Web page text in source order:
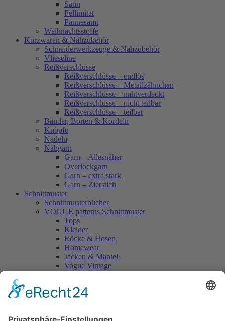
Satin
Fellimitat
Pannesamt
Weihnachtsstoffe
Kurzwaren & Nähzubehör
Schneiderwerkzeuge & Nähzubehör
Vlieseline
Reißverschlüsse
Reißverschlüsse – endlos
Reißverschlüsse – Metallzähnchen
Reißverschlüsse – nahtverdeckt
Reißverschlüsse – nicht teilbar
Reißverschlüsse – teilbar
Bänder, Borten & Kordeln
Knöpfe
Nadeln
Nähgarn
Garn – Allesnäher
Overlockgarn
Garn – extra stark
Garn – Zierstich
Schnittmuster
Schnittmusterbücher
VOGUE patterns Schnittmuster
Tops
Kleider
Röcke & Hosen
Homewear
Jacken & Mäntel
Vogue Vintage
Accessoires